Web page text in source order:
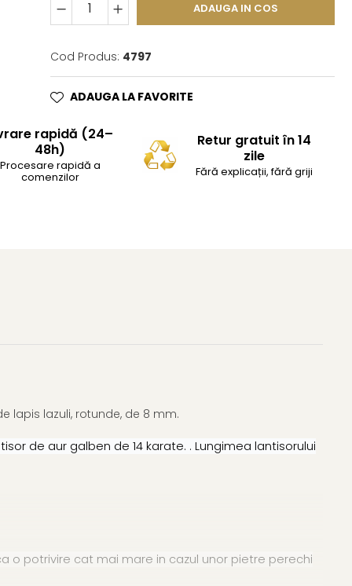
ADAUGA IN COS
Cod Produs: 4797
ADAUGA LA FAVORITE
rapidă (24–
48h)
Procesare rapidă a
comenzilor
Retur gratuit în 14
zile
Fără explicații, fără griji
lapis lazuli, rotunde, de 8 mm.
de aur galben de 14 karate. . Lungimea lantisorului
potrivire cat mai mare in cazul unor pietre perechi